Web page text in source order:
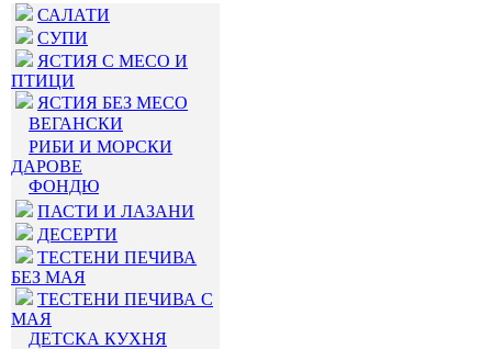
САЛАТИ
СУПИ
ЯСТИЯ С МЕСО И
ПТИЦИ
ЯСТИЯ БЕЗ МЕСО
ВЕГАНСКИ
РИБИ И МОРСКИ
ДАРОВЕ
ФОНДЮ
ПАСТИ И ЛАЗАНИ
ДЕСЕРТИ
ТЕСТЕНИ ПЕЧИВА
БЕЗ МАЯ
ТЕСТЕНИ ПЕЧИВА С
МАЯ
ДЕТСКА КУХНЯ